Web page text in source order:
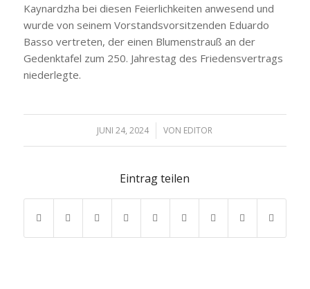
Kaynardzha bei diesen Feierlichkeiten anwesend und
wurde von seinem Vorstandsvorsitzenden Eduardo
Basso vertreten, der einen Blumenstrauß an der
Gedenktafel zum 250. Jahrestag des Friedensvertrags
niederlegte.
JUNI 24, 2024
/ VON EDITOR
Eintrag teilen